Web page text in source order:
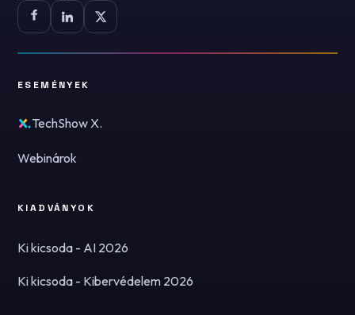
ESEMÉNYEK
TechShow X.
Webinárok
KIADVÁNYOK
Ki kicsoda - AI 2026
Ki kicsoda - Kibervédelem 2026